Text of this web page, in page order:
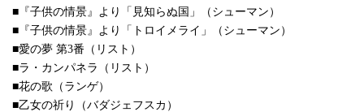
■『子供の情景』より「見知らぬ国」（シューマン）
■『子供の情景』より「トロイメライ」（シューマン）
■愛の夢 第3番（リスト）
■ラ・カンパネラ（リスト）
■花の歌（ランゲ）
■乙女の祈り（バダジェフスカ）